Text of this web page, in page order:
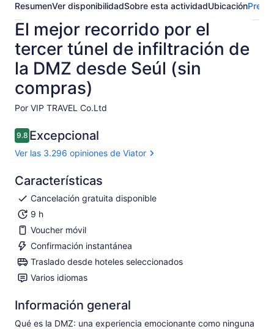
ResumenVer disponibilidadSobre esta actividadUbicación
El mejor recorrido por el
tercer túnel de infiltración de
la DMZ desde Seúl (sin
compras)
Por VIP TRAVEL Co.Ltd
9.89.8 de 10
Excepcional
Ver las 3.296 opiniones de Viator
Características
Cancelación gratuita disponible
9 h
Voucher móvil
Confirmación instantánea
Traslado desde hoteles seleccionados
Varios idiomas
Información general
Qué es la DMZ: una experiencia emocionante como ninguna